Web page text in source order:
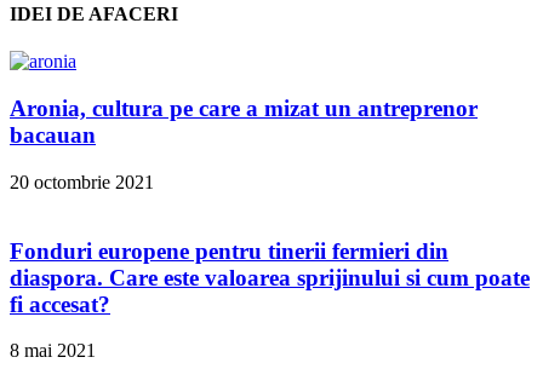
IDEI DE AFACERI
Aronia, cultura pe care a mizat un antreprenor
bacauan
20 octombrie 2021
Fonduri europene pentru tinerii fermieri din
diaspora. Care este valoarea sprijinului si cum poate
fi accesat?
8 mai 2021